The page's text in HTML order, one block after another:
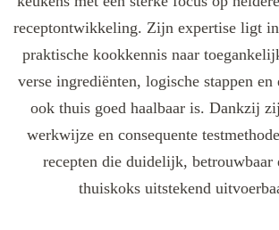
receptontwikkeling. Zijn expertise ligt
praktische kookkennis naar
verse ingrediënten, logische stappen en
ook thuis goed haalbaar is. Dankzij
werkwijze en consequente
recepten die duidelijk, betrouwbaar
thuiskoks uitstekend